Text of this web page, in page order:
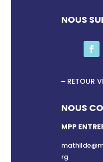
NOUS
RETOUR
NOUS
MPP
rg